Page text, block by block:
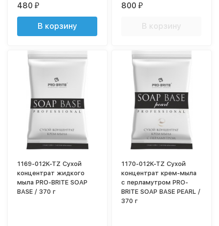
480₽
В корзину
800₽
В корзину
1169-012K-TZ Сухой
концентрат жидкого
мыла PRO-BRITE SOAP
BASE / 370 г
1170-012K-TZ Сухой
концентрат крем-мыла
с перламутром PRO-
BRITE SOAP BASE PEARL /
370 г